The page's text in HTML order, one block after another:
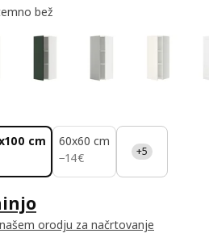
bež
cm
60x60 cm
−14€
14€ +5
orodju za načrtovanje